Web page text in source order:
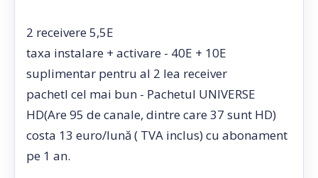
2 receivere 5,5E
taxa instalare + activare - 40E + 10E
suplimentar pentru al 2 lea receiver
pachetl cel mai bun - Pachetul UNIVERSE
HD(Are 95 de canale, dintre care 37 sunt HD)
costa 13 euro/lună ( TVA inclus) cu abonament
pe 1 an.